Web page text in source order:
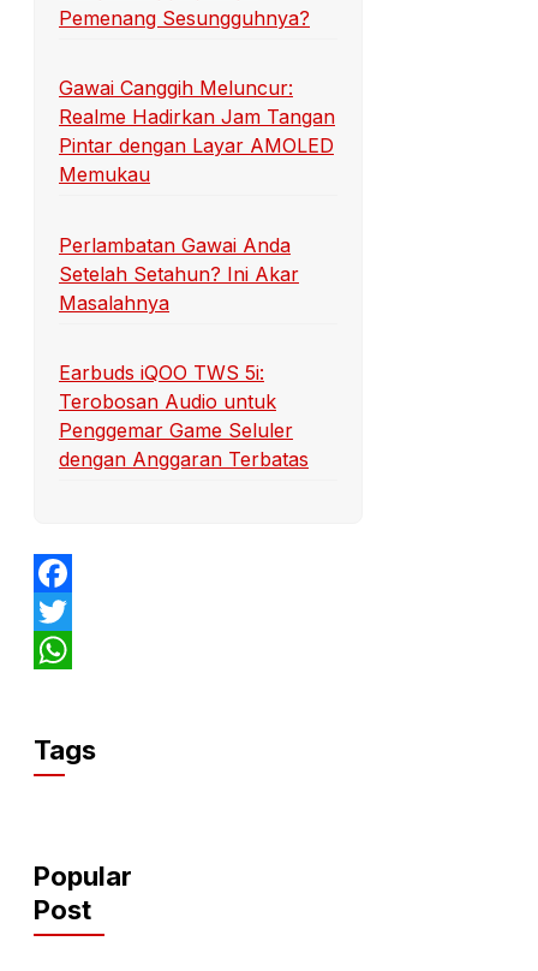
Pemenang Sesungguhnya?
Gawai Canggih Meluncur:
Realme Hadirkan Jam Tangan
Pintar dengan Layar AMOLED
Memukau
Perlambatan Gawai Anda
Setelah Setahun? Ini Akar
Masalahnya
Earbuds iQOO TWS 5i:
Terobosan Audio untuk
Penggemar Game Seluler
dengan Anggaran Terbatas
Facebook
Twitter
Tags
Popular
Post